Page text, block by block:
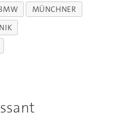
MÜNCHNER